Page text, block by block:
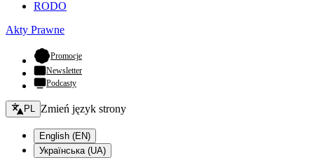
RODO
Akty Prawne
Promocje- otwiera się w nowej karcie
Newsletter
Podcasty
Zmień język - bieżący:
PL Zmień język strony
English (EN)
Українська (UA)